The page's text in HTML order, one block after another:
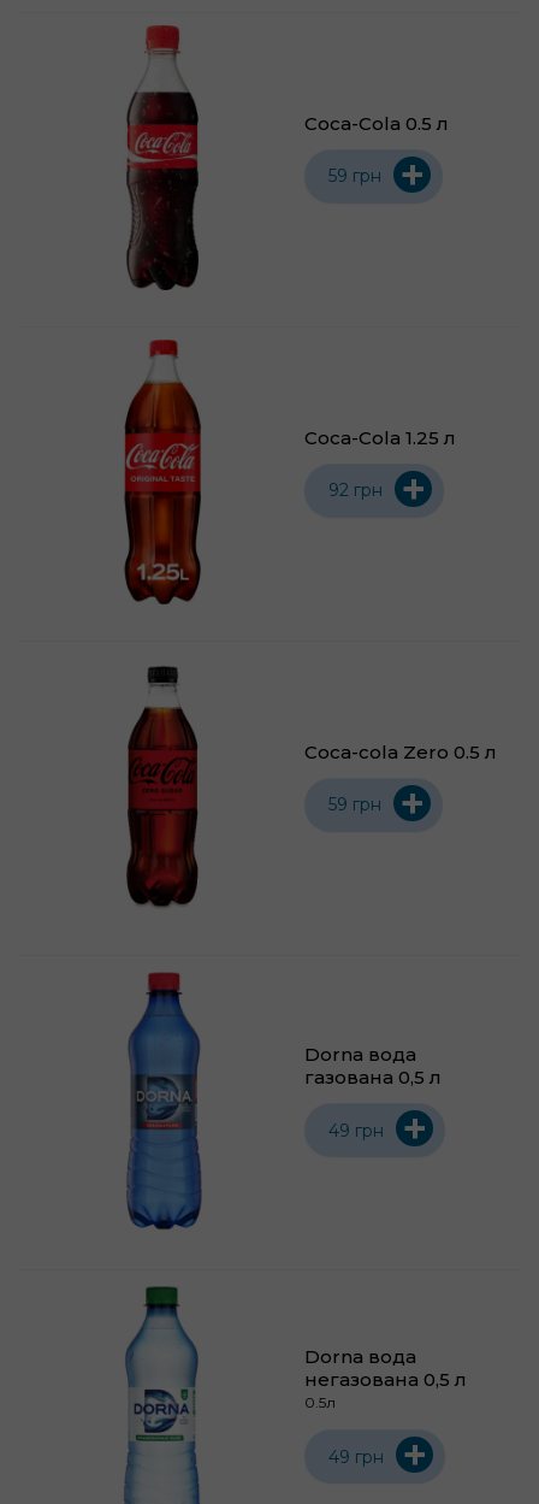
Coca-Cola 0.5 л
59 грн +
Coca-Cola 1.25 л
92 грн +
Coca-cola Zero 0.5 л
59 грн +
Dorna вода
газована 0,5 л
49 грн +
Dorna вода
негазована 0,5 л
0.5л
49 грн +